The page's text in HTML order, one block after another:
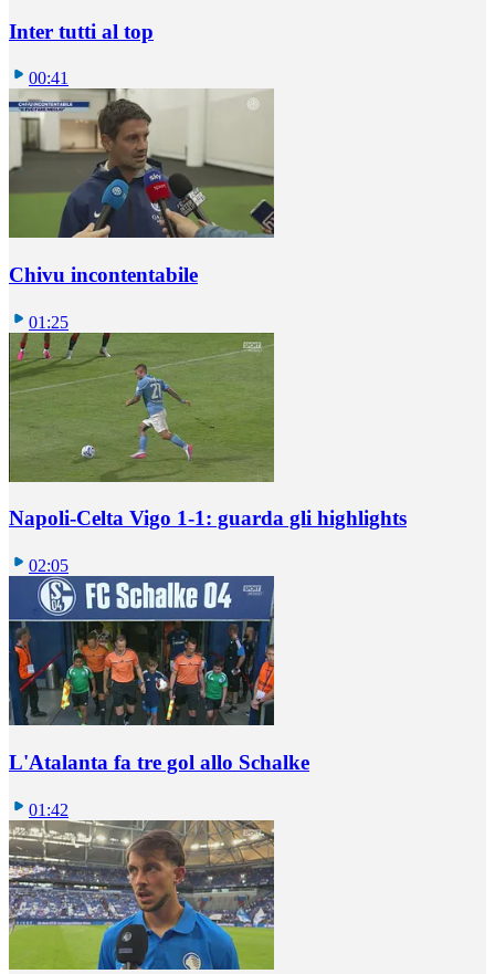
Inter tutti al top
00:41
Chivu incontentabile
01:25
Napoli-Celta Vigo 1-1: guarda gli highlights
02:05
L'Atalanta fa tre gol allo Schalke
01:42